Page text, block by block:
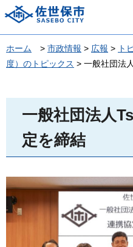
佐世保市
ホーム > 市政情報 > 広報 > ト
度）のトピックス > 一般社団法
一般社団法人
定を締結